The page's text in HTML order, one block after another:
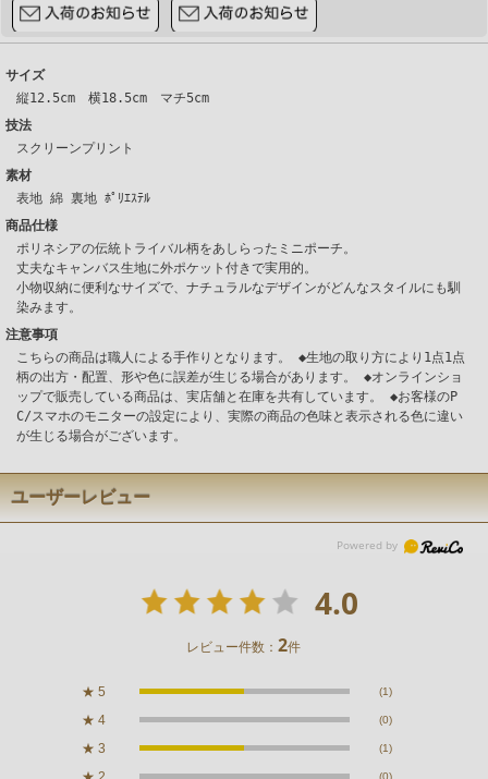
サイズ
縦12.5cm 横18.5cm マチ5cm
技法
スクリーンプリント
素材
表地 綿 裏地 ﾎﾟﾘｴｽﾃﾙ
商品仕様
ポリネシアの伝統トライバル柄をあしらったミニポーチ。
丈夫なキャンバス生地に外ポケット付きで実用的。
小物収納に便利なサイズで、ナチュラルなデザインがどんなスタイルにも馴
染みます。
注意事項
こちらの商品は職人による手作りとなります。 ◆生地の取り方により1点1点
柄の出方・配置、形や色に誤差が生じる場合があります。 ◆オンラインショ
ップで販売している商品は、実店舗と在庫を共有しています。 ◆お客様のP
C/スマホのモニターの設定により、実際の商品の色味と表示される色に違い
が生じる場合がございます。
ユーザーレビュー
4.0
レビュー件数：2件
★ 5 (1)
★ 4 (0)
★ 3 (1)
(0)